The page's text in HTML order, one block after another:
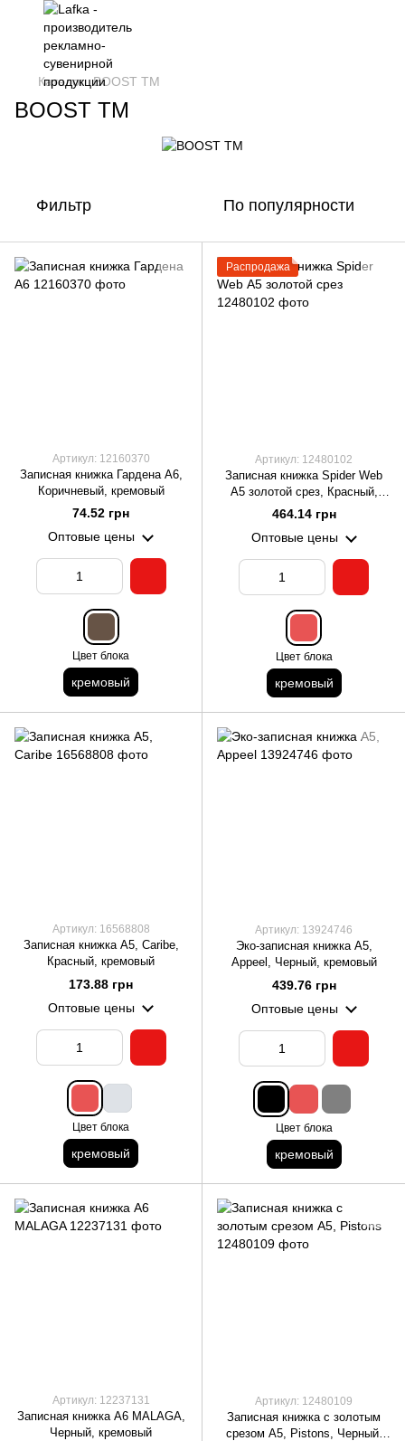
Каталог BOOST TM
BOOST TM
Фильтр По популярности
Артикул: 12160370
Записная книжка Гардена А6,
Коричневый, кремовый
74.52 грн
Оптовые цены
Цвет блока
кремовый
Распродажа
Артикул: 12480102
Записная книжка Spider Web
А5 золотой срез, Красный,
кремовый
464.14 грн
Оптовые цены
Цвет блока
кремовый
Артикул: 16568808
Записная книжка А5, Caribe,
Красный, кремовый
173.88 грн
Оптовые цены
Цвет блока
кремовый
Артикул: 13924746
Эко-записная книжка А5,
Appeel, Черный, кремовый
439.76 грн
Оптовые цены
Цвет блока
кремовый
Артикул: 12237131
Записная книжка А6 MALAGA,
Черный, кремовый
Артикул: 12480109
Записная книжка с золотым
срезом А5, Pistons, Черный,